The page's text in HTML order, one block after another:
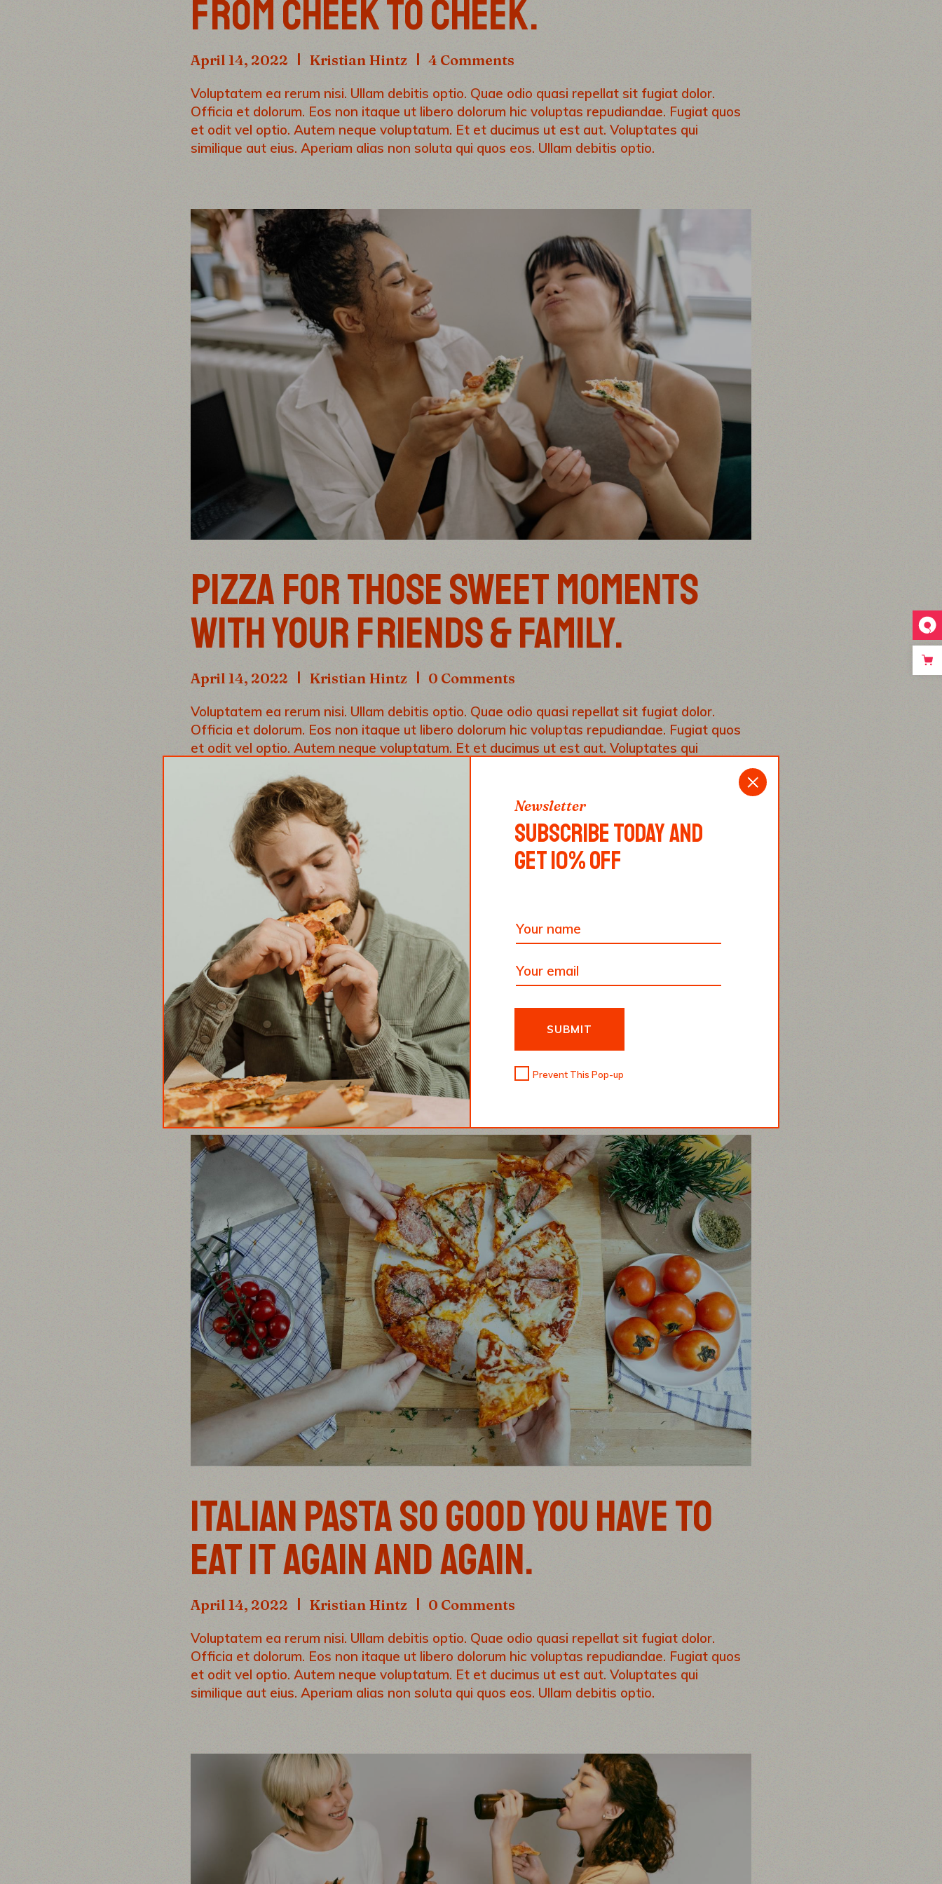
FROM CHEEK TO CHEEK.
April 14, 2022 Kristian Hintz 4 Comments
Voluptatem ea rerum nisi. Ullam debitis optio. Quae odio quasi repellat sit fugiat dolor.
Officia et dolorum. Eos non itaque ut libero dolorum hic voluptas repudiandae. Fugiat quos
et odit vel optio. Autem neque voluptatum. Et et ducimus ut est aut. Voluptates qui
similique aut eius. Aperiam alias non soluta qui quos eos. Ullam debitis optio.
PIZZA FOR THOSE SWEET MOMENTS
WITH YOUR FRIENDS & FAMILY.
April 14, 2022 Kristian Hintz 0 Comments
Voluptatem ea rerum nisi. Ullam debitis optio. Quae odio quasi repellat sit fugiat dolor.
Officia et dolorum. Eos non itaque ut libero dolorum hic voluptas repudiandae. Fugiat quos
et odit vel optio. Autem neque voluptatum. Et et ducimus ut est aut. Voluptates qui
“A RECIPE HAS NO SOUL. YOU, AS
THE COOK, MUST BRING SOUL TO
FOOD.”
Thomas Keller
ITALIAN PASTA SO GOOD YOU HAVE TO
EAT IT AGAIN AND AGAIN.
April 14, 2022 Kristian Hintz 0 Comments
Voluptatem ea rerum nisi. Ullam debitis optio. Quae odio quasi repellat sit fugiat dolor.
Officia et dolorum. Eos non itaque ut libero dolorum hic voluptas repudiandae. Fugiat quos
et odit vel optio. Autem neque voluptatum. Et et ducimus ut est aut. Voluptates qui
similique aut eius. Aperiam alias non soluta qui quos eos. Ullam debitis optio.
Newsletter
SUBSCRIBE TODAY AND
GET 10% OFF
SUBMIT
Prevent This Pop-up